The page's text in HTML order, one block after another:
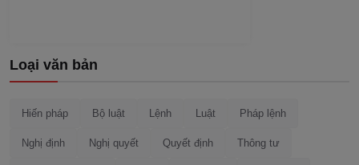
Loại văn bản
Hiến pháp Bộ luật Lệnh Luật Pháp lệnh
Nghị định Nghị quyết Quyết định Thông tư